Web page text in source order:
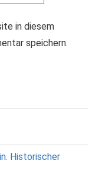
in diesem
speichern.
Historischer